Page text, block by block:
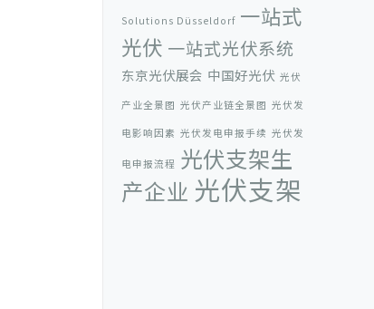
Solutions Düsseldorf 一站式
光伏 一站式光伏系统
东京光伏展会 中国好光伏 光伏
产业全景图 光伏产业链全景图 光伏发
电影响因素 光伏发电申报手续 光伏发
电申报流程 光伏支架生
产企业 光伏支架